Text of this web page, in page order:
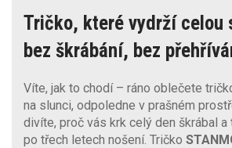
Tričko, které vydrží celou
bez škrábání, bez
Víte, jak to chodí – ráno oblečete
na slunci, odpoledne v prašném
divíte, proč vás krk celý den škrábal a
po třech letech nošení. Tričko